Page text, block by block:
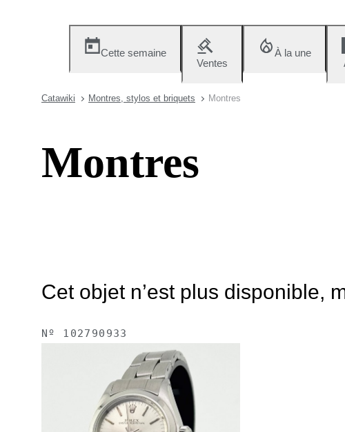
Cette semaine
Ventes
À la une
Catawiki Montres, stylos et briquets Montres
Montres
Cet objet n’est plus disponible,
Nº 102790933